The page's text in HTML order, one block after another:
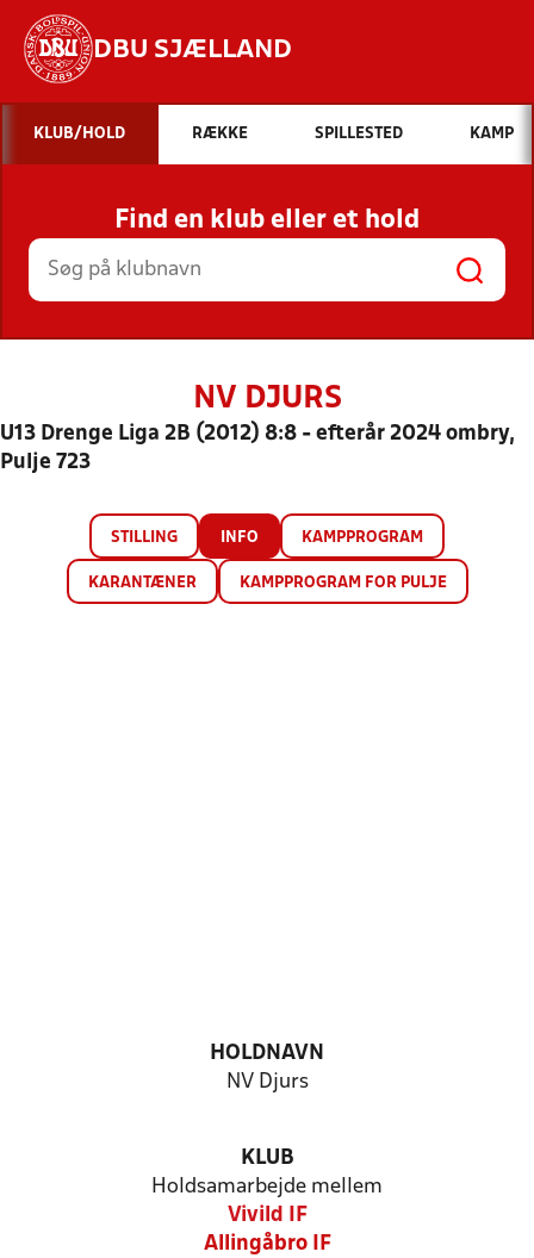
DBU SJÆLLAND
Hvad vil du søge efter?
INDHOLD OG NYHEDER
STILLINGER, RESULTATER, KLUBBER OG
HOLD
KLUB/HOLD RÆKKE SPILLESTED KAMP
Find en klub eller et hold
NV DJURS
U13 Drenge Liga 2B (2012) 8:8 - efterår 2024 ombry,
Pulje 723
STILLING INFO KAMPPROGRAM
KARANTÆNER KAMPPROGRAM FOR PULJE
HOLDNAVN
NV Djurs
KLUB
Holdsamarbejde mellem
Vivild IF
Allingåbro IF